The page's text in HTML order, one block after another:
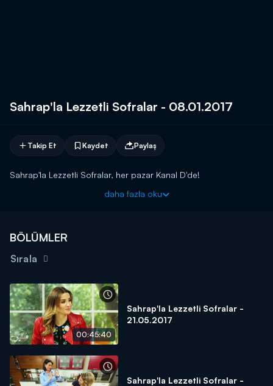
Sahrap'la Lezzetli Sofralar - 08.01.2017
Takip Et Kaydet Paylaş
Sahrap'la Lezzetli Sofralar, her pazar Kanal D'de!
daha fazla oku
BÖLÜMLER
Sırala
00:45:40
Sahrap'la Lezzetli Sofralar -
21.05.2017
Sahrap'la Lezzetli Sofralar -